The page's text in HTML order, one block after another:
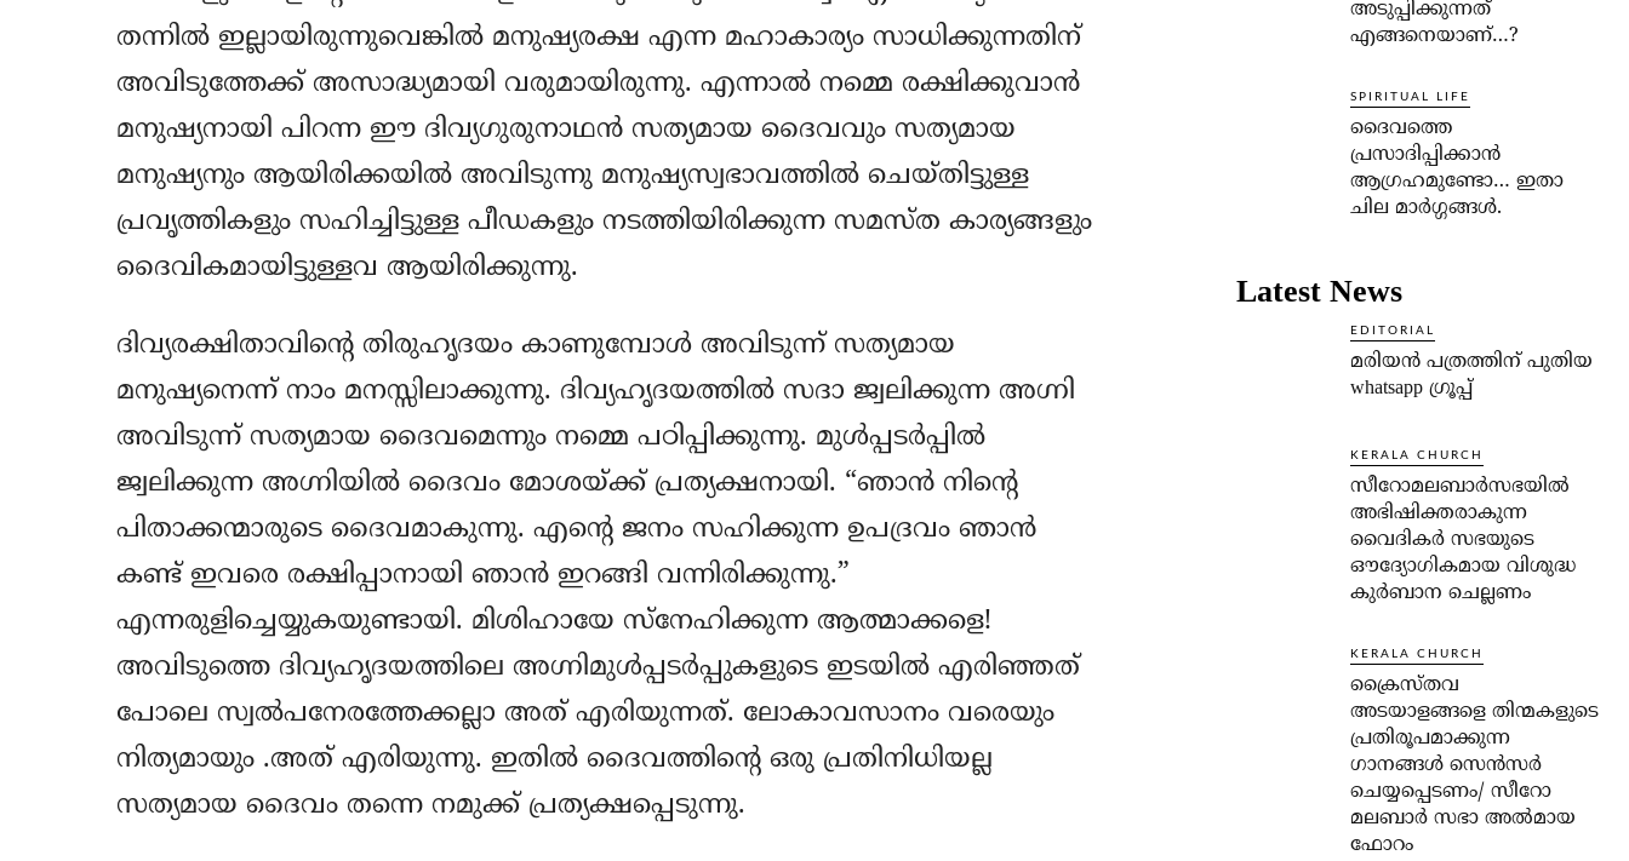
തന്നില്‍ ഇല്ലായിരുന്നുവെങ്കില്‍ മനുഷ്യരക്ഷ എന്ന മഹാകാര്യം സാധിക്കുന്നതിന്
അവിടുത്തേക്ക് അസാദ്ധ്യമായി വരുമായിരുന്നു. എന്നാല്‍ നമ്മെ രക്ഷിക്കുവാന്‍
മനുഷ്യനായി പിറന്ന ഈ ദിവ്യഗുരുനാഥന്‍ സത്യമായ ദൈവവും സത്യമായ
മനുഷ്യനും ആയിരിക്കയില്‍ അവിടുന്നു മനുഷ്യസ്വഭാവത്തില്‍ ചെയ്തിട്ടുള്ള
പ്രവൃത്തികളും സഹിച്ചിട്ടുള്ള പീഡകളും നടത്തിയിരിക്കുന്ന സമസ്ത കാര്യങ്ങളും
ദൈവികമായിട്ടുള്ളവ ആയിരിക്കുന്നു.
ദിവ്യരക്ഷിതാവിന്‍റെ തിരുഹൃദയം കാണുമ്പോള്‍ അവിടുന്ന്‍ സത്യമായ
മനുഷ്യനെന്ന് നാം മനസ്സിലാക്കുന്നു. ദിവ്യഹൃദയത്തില്‍ സദാ ജ്വലിക്കുന്ന അഗ്നി
അവിടുന്ന്‍ സത്യമായ ദൈവമെന്നും നമ്മെ പഠിപ്പിക്കുന്നു. മുള്‍പ്പടര്‍പ്പില്‍
ജ്വലിക്കുന്ന അഗ്നിയില്‍ ദൈവം മോശയ്ക്ക് പ്രത്യക്ഷനായി. “ഞാന്‍ നിന്‍റെ
പിതാക്കന്മാരുടെ ദൈവമാകുന്നു. എന്‍റെ ജനം സഹിക്കുന്ന ഉപദ്രവം ഞാന്‍
കണ്ട് ഇവരെ രക്ഷിപ്പാനായി ഞാന്‍ ഇറങ്ങി വന്നിരിക്കുന്നു.”
എന്നരുളിച്ചെയ്യുകയുണ്ടായി. മിശിഹായേ സ്നേഹിക്കുന്ന ആത്മാക്കളെ!
അവിടുത്തെ ദിവ്യഹൃദയത്തിലെ അഗ്നിമുള്‍പ്പടര്‍പ്പുകളുടെ ഇടയില്‍ എരിഞ്ഞത്
പോലെ സ്വല്‍പനേരത്തേക്കല്ലാ അത് എരിയുന്നത്. ലോകാവസാനം വരെയും
നിത്യമായും .അത് എരിയുന്നു. ഇതില്‍ ദൈവത്തിന്‍റെ ഒരു പ്രതിനിധിയല്ല
സത്യമായ ദൈവം തന്നെ നമുക്ക് പ്രത്യക്ഷപ്പെടുന്നു.
അടുപ്പിക്കുന്നത്
എങ്ങനെയാണ്…?
SPIRITUAL LIFE
ദൈവത്തെ
പ്രസാദിപ്പിക്കാന്‍
ആഗ്രഹമുണ്ടോ… ഇതാ
ചില മാര്‍ഗ്ഗങ്ങള്‍.
Latest News
EDITORIAL
മരിയൻ പത്രത്തിന് പുതിയ
whatsapp ഗ്രൂപ്പ്
KERALA CHURCH
സീറോമലബാർസഭയിൽ
അഭിഷിക്തരാകുന്ന
വൈദികർ സഭയുടെ
ഔദ്യോഗികമായ വിശുദ്ധ
കുർബാന ചെല്ലണം
KERALA CHURCH
ക്രൈസ്തവ
അടയാളങ്ങളെ തിന്മകളുടെ
പ്രതിരൂപമാക്കുന്ന
ഗാനങ്ങൾ സെൻസർ
ചെയ്യപ്പെടണം/ സീറോ
മലബാർ സഭാ അൽമായ
ഫോറം